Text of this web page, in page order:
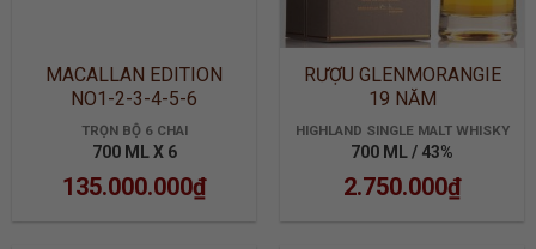
MACALLAN EDITION
NO1-2-3-4-5-6
TRỌN BỘ 6 CHAI
700 ML X 6
135.000.000₫
RƯỢU GLENMORANGIE
19 NĂM
HIGHLAND SINGLE MALT WHISKY
700 ML / 43%
2.750.000₫